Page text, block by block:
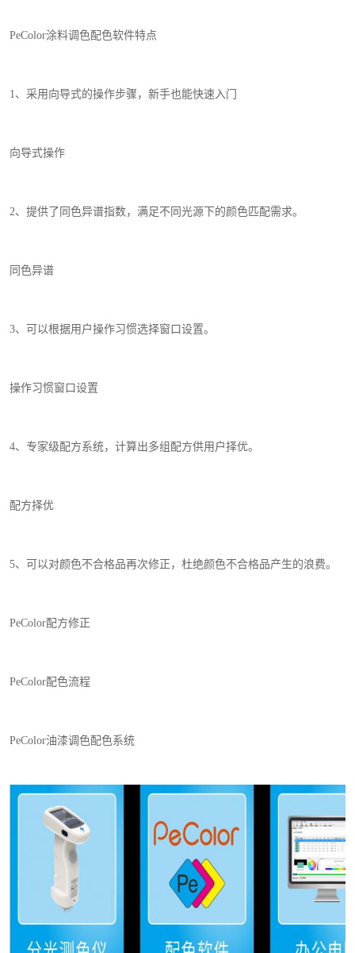
PeColor涂料调色配色软件特点
1、采用向导式的操作步骤，新手也能快速入门
向导式操作
2、提供了同色异谱指数，满足不同光源下的颜色匹配需求。
同色异谱
3、可以根据用户操作习惯选择窗口设置。
操作习惯窗口设置
4、专家级配方系统，计算出多组配方供用户择优。
配方择优
5、可以对颜色不合格品再次修正，杜绝颜色不合格品产生的浪费。
PeColor配方修正
PeColor配色流程
PeColor油漆调色配色系统